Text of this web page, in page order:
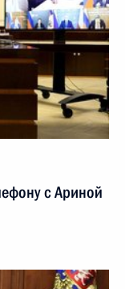
с Ариной